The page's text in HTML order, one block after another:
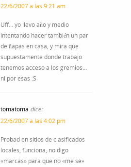
22/6/2007 a las 9:21 am
Uff… yo llevo año y medio
intentando hacer también un par
de ñapas en casa, y mira que
supuestamente donde trabajo
tenemos acceso a los gremios…
ni por esas :S
tomatoma dice:
22/6/2007 a las 4:02 pm
Probad en sitios de clasificados
locales, funciona, no digo
«marcas» para que no «me se»